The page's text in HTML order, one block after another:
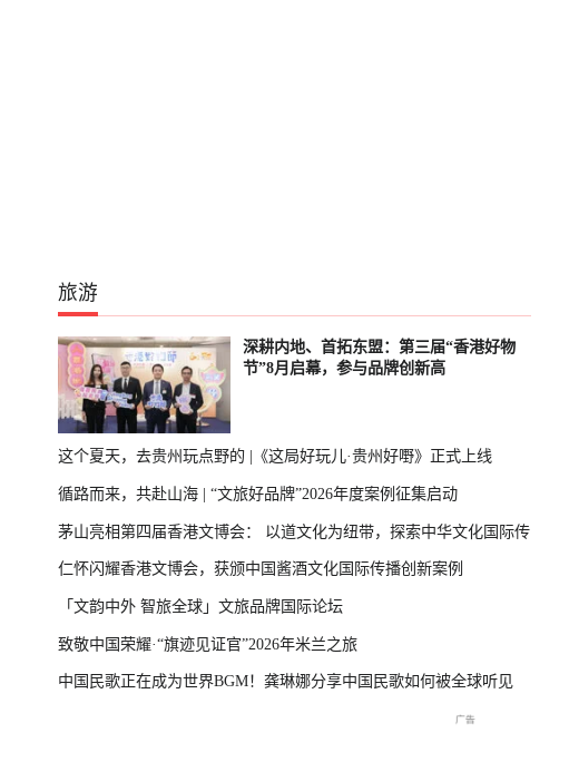
旅游
深耕内地、首拓东盟：第三届“香港好物
节”8月启幕，参与品牌创新高
这个夏天，去贵州玩点野的 |《这局好玩儿·贵州好嘢》正式上线
循路而来，共赴山海 | “文旅好品牌”2026年度案例征集启动
茅山亮相第四届香港文博会： 以道文化为纽带，探索中华文化国际传
播新表达
仁怀闪耀香港文博会，获颁中国酱酒文化国际传播创新案例
「文韵中外 智旅全球」文旅品牌国际论坛
致敬中国荣耀·“旗迹见证官”2026年米兰之旅
中国民歌正在成为世界BGM！龚琳娜分享中国民歌如何被全球听见